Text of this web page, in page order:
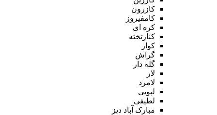
کازرون
کامفیروز
کره ای
کنارتخته
کوار
گراش
گله دار
لار
لامرد
لپویی
لطیفی
مبارک آباد دیز